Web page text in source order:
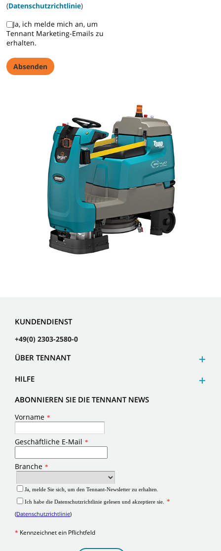
(Datenschutzrichtlinie)
Ja, ich melde mich an, um
Tennant Marketing-Emails zu
erhalten.
KUNDENDIENST
+49(0) 2303-2580-0
ÜBER TENNANT
HILFE
ABONNIEREN SIE DIE TENNANT NEWS